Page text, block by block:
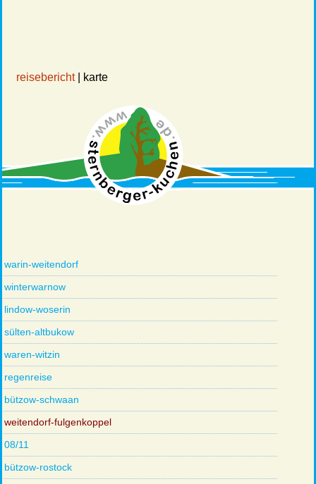
reisebericht| karte
warin-weitendorf
winterwarnow
lindow-woserin
sülten-altbukow
waren-witzin
regenreise
bützow-schwaan
weitendorf-fulgenkoppel
08/11
bützow-rostock